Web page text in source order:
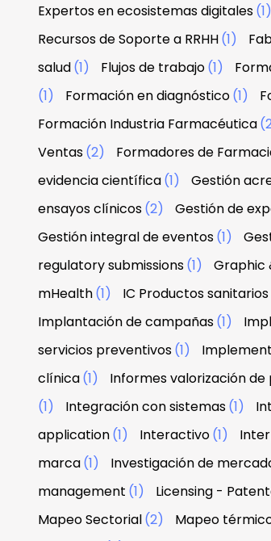
Expertos en ecosistemas digitales(1)
Recursos de Soporte a RRHH(1)
salud(1) Flujos de trabajo(1)
(1)
Formación en diagnóstico(1)
Formación Industria Farmacéutica
Ventas(2) Formadores de
evidencia científica(1) Gestión
ensayos clínicos(2) Gestión de
Gestión integral de eventos(1)
regulatory submissions(1) Graphic
mHealth(1) IC Productos sanitarios
Implantación de campañas(1)
servicios preventivos(1)
clínica(1) Informes valorización
(1)
Integración con sistemas(1)
application(1) Interactivo(1)
marca(1) Investigación de
management (1) Licensing -
Mapeo Sectorial(2) Mapeo